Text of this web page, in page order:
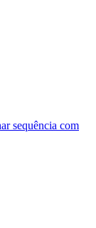
sequência com